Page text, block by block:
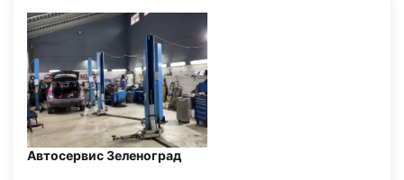
Автосервис Зеленоград